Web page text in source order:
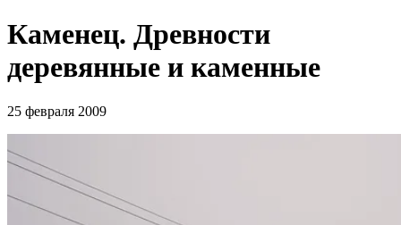
Каменец. Древности
деревянные и каменные
25 февраля 2009